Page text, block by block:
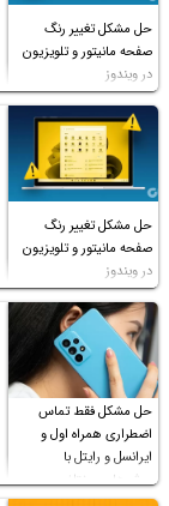
حل مشکل تغییر رنگ
صفحه مانیتور و تلویزیون
در ویندوز
حل مشکل تغییر رنگ
صفحه مانیتور و تلویزیون
در ویندوز
حل مشکل فقط تماس
اضطراری همراه اول و
ایرانسل و رایتل با
روش‌های مختلف